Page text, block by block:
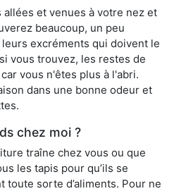
allées et venues à votre nez et
beaucoup, un peu
excréments qui doivent le
vous trouvez, les restes de
vous n'êtes plus à l'abri.
dans une bonne odeur et
chez moi ?
traîne chez vous ou que
les tapis pour qu’ils se
toute sorte d’aliments. Pour ne